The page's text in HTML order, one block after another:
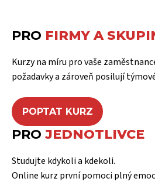
PRO FIRMY A
Kurzy na míru pro vaše
požadavky a zároveň posilují
POPTAT KURZ
PRO JEDNOTLIVCE
Studujte kdykoli a kdekoli.
Online kurz první pomoci plný